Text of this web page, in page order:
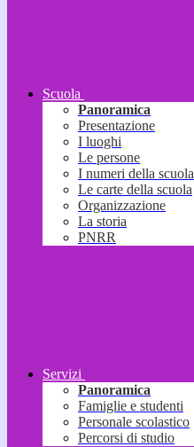
Scuola
Panoramica
Presentazione
I luoghi
Le persone
I numeri della scuola
Le carte della scuola
Organizzazione
La storia
PNRR
Servizi
Panoramica
Famiglie e studenti
Personale scolastico
Percorsi di studio